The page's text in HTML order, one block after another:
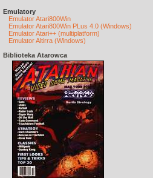
Emulatory
Emulator Atari800Win
Emulator Atari800Win PLus 4.0 (Windows)
Emulator Atari++ (multiplatform)
Emulator Altirra (Windows)
Biblioteka Atarowca